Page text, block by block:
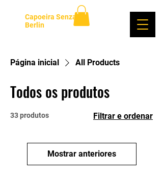
Capoeira Senzala
Berlin
Página inicial All Products
Todos os produtos
33 produtos Filtrar e ordenar
Mostrar anteriores